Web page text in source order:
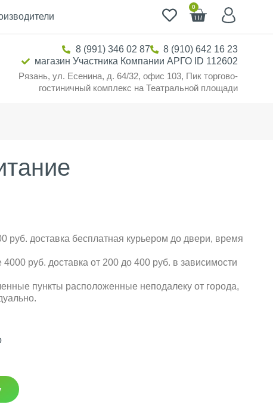
0
8 (991) 346 02 87
8 (910) 642 16 23
магазин Участника Компании АРГО ID 112602
Рязань, ул. Есенина, д. 64/32, офис 103, Пик торгово-
гостиничный комплекс на Театральной площади
руб. доставка бесплатная курьером до двери, время
руб. доставка от 200 до 400 руб. в зависимости
пункты расположенные неподалеку от города,